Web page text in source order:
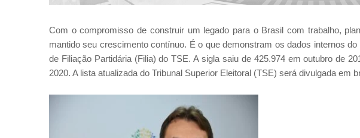
Com o compromisso de construir um legado para o Brasil com trabalho,
mantido seu crescimento contínuo. É o que demonstram os dados internos
de Filiação Partidária (Filia) do TSE. A sigla saiu de 425.974 em outubro de
2020. A lista atualizada do Tribunal Superior Eleitoral (TSE) será divulgada em